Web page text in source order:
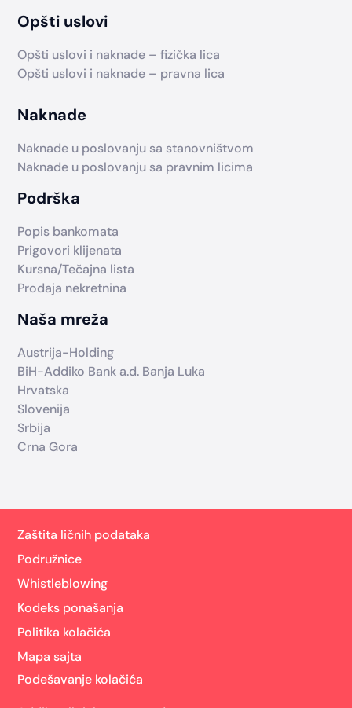
Opšti uslovi
Opšti uslovi i naknade – fizička lica
Opšti uslovi i naknade – pravna lica
Naknade
Naknade u poslovanju sa stanovništvom
Naknade u poslovanju sa pravnim licima
Podrška
Popis bankomata
Prigovori klijenata
Kursna/Tečajna lista
Prodaja nekretnina
Naša mreža
Austrija-Holding
BiH-Addiko Bank a.d. Banja Luka
Hrvatska
Slovenija
Srbija
Crna Gora
Zaštita ličnih podataka
Podružnice
Whistleblowing
Kodeks ponašanja
Politika kolačića
Mapa sajta
Podešavanje kolačića